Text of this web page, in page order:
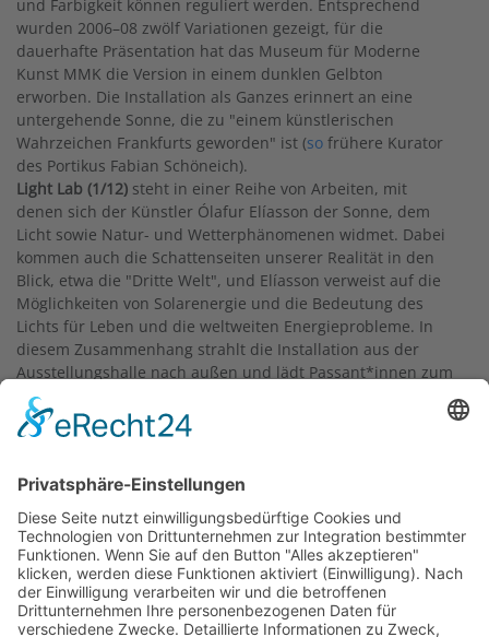
und Farbigkeit können reguliert werden. Entsprechend
wurden 2006–08 zwölf Variationen gezeigt, für die
dauerhafte Präsentation hat das Museum für Moderne
Kunst MMK die Version in einem dunklen Gelbton
erworben. Die Installation als Ganzes erinnert an eine
untergehende Sonne, die zu "einem künstlerischen
Wahrzeichen Frankfurts geworden" ist (so frühere Kurator
des Portikus Fabian Schöneich).
Light Lab (1/12) steht in einer Reihe von Arbeiten, mit
denen sich der Künstler Ólafur Elíasson der Sonne, dem
Licht sowie Natur- und Wetterphänomenen widmet. Dabei
kommen auch die Schattenseiten unserer Realität in den
Blick, etwa die "Dritte Welt", und Elíasson verweist auf die
Möglichkeiten von Solarenergie und die Bedeutung des
Lichts für Leben und die weltweiten Energieprobleme. In
diesem Zusammenhang strahlt die Installation aus der
Ausstellungshalle nach außen und lädt Passant*innen zum
Verweilen ein; das allen bekannte Bild der untergehenden
Sonne lässt innehalten und über die Grenzen der Kunst
hinaus denken.
Text: Christine Taxer, 2022
Light Labwurde auch im Rahmen des ProjektsLichtkunst
besprochen:Light Lab auf Website Projekt Lichtkunst
Dieses Projekt wurde im Wintersemester 2020/2021 am
kunstgeschichtlichen Institut der Frankfurter Goethe-Uni
durchgeführt, mit dem Ziel, einen Überblick über in